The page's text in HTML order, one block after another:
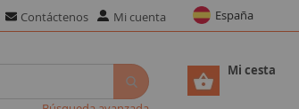
Contáctenos Mi cuenta España
Mi cesta